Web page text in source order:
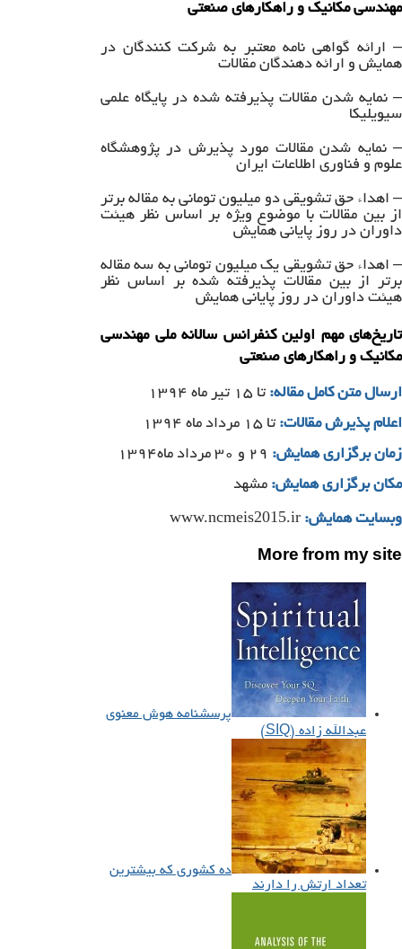
مهندسی مکانیک و راهکارهای صنعتی
– ارائه گواهی نامه معتبر به شرکت کنندگان در
همایش و ارائه دهندگان مقالات
– نمایه شدن مقالات پذیرفته شده در پایگاه علمی
سیویلیکا
– نمایه شدن مقالات مورد پذیرش در پژوهشگاه
علوم و فناوری اطلاعات ایران
– اهداء حق تشویقی دو میلیون تومانی به مقاله برتر
از بین مقالات با موضوع ویژه بر اساس نظر هیئت
داوران در روز پایانی همایش
– اهداء حق تشویقی یک میلیون تومانی به سه مقاله
برتر از بین مقالات پذیرفته شده بر اساس نظر
هیئت داوران در روز پایانی همایش
تاریخ‌های مهم اولین کنفرانس سالانه ملی مهندسی
مکانیک و راهکارهای صنعتی
ارسال متن کامل مقاله: تا ۱۵ تیر ماه ۱۳۹۴
اعلام پذیرش مقالات: تا ۱۵ مرداد ماه ۱۳۹۴
زمان برگزاری همایش:
مکان برگزاری همایش: مشهد
وبسایت همایش: www.ncmeis2015.ir
More from my site
پرسشنامه هوش معنوی
عبدالله زاده (SIQ)
ده کشوری که بیشترین
تعداد ارتش را دارند